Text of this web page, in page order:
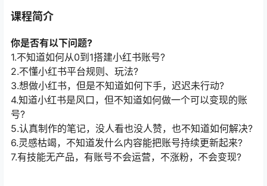
课程简介
你是否有以下问题?
1.不知道如何从0到1搭建小红书账号?
2.不懂小红书平台规则、玩法?
3.想做小红书，但是不知道如何下手，迟迟未行动?
4.知道小红书是风口，但不知道如何做一个可以变现的账
号?
5.认真制作的笔记，没人看也没人赞，也不知道如何解决?
6.灵感枯竭，不知道发什么内容能把账号持续更新起来?
7.有技能无产品，有账号不会运营，不涨粉，不会变现?